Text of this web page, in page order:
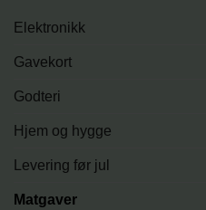
Elektronikk
Gavekort
Godteri
Hjem og hygge
Levering før jul
Matgaver